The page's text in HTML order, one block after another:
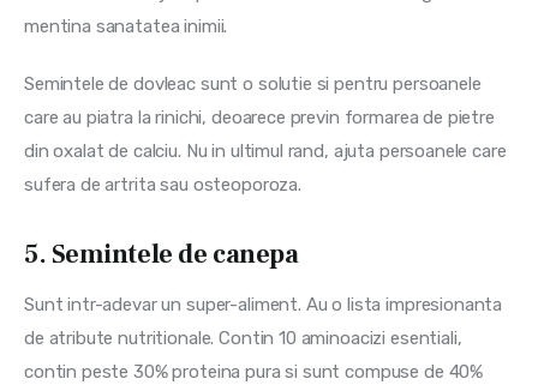
mentina sanatatea inimii.
Semintele de dovleac sunt o solutie si pentru persoanele
care au piatra la rinichi, deoarece previn formarea de pietre
din oxalat de calciu. Nu in ultimul rand, ajuta persoanele care
sufera de artrita sau osteoporoza.
5. Semintele de canepa
Sunt intr-adevar un super-aliment. Au o lista impresionanta
de atribute nutritionale. Contin 10 aminoacizi esentiali,
contin peste 30% proteina pura si sunt compuse de 40%